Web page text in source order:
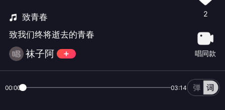
致青春
致我们终将逝去的青春
袜子阿
2
唱同款
00:00 03:14